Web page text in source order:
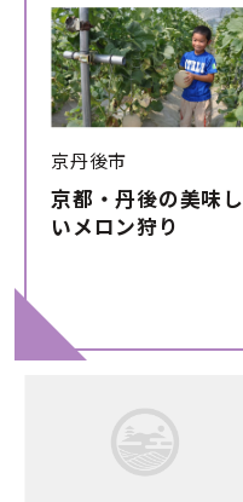
京丹後市
京都・丹後の美味し
いメロン狩り